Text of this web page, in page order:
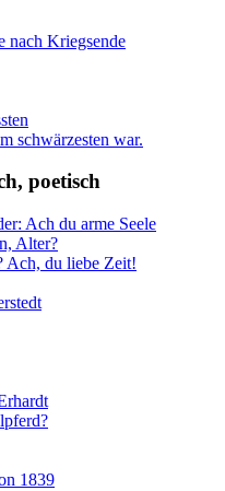
nach Kriegsende
schwärzesten war.
poetisch
Ach du arme Seele
Alter?
Ach, du liebe Zeit!
1839